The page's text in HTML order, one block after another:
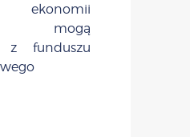
ekonomii
mogą
z funduszu